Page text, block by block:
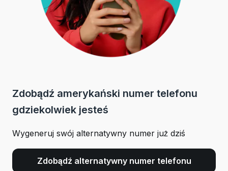
Zdobądź amerykański numer telefonu
gdziekolwiek jesteś
Wygeneruj swój alternatywny numer już dziś
Zdobądź alternatywny numer telefonu